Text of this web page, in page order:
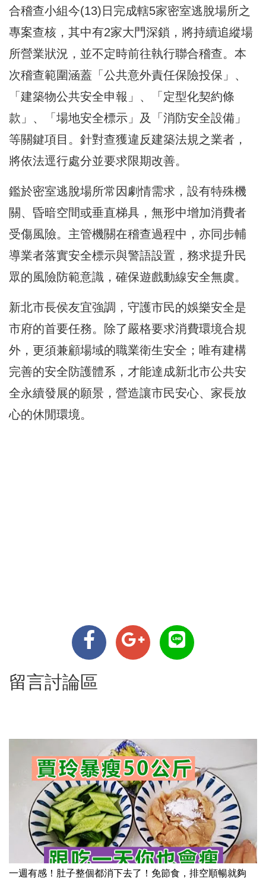
合稽查小組今(13)日完成轄5家密室逃脫場所之
專案查核，其中有2家大門深鎖，將持續追縱場
所營業狀況，並不定時前往執行聯合稽查。本
次稽查範圍涵蓋「公共意外責任保險投保」、
「建築物公共安全申報」、「定型化契約條
款」、「場地安全標示」及「消防安全設備」
等關鍵項目。針對查獲違反建築法規之業者，
將依法逕行處分並要求限期改善。
鑑於密室逃脫場所常因劇情需求，設有特殊機
關、昏暗空間或垂直梯具，無形中增加消費者
受傷風險。主管機關在稽查過程中，亦同步輔
導業者落實安全標示與警語設置，務求提升民
眾的風險防範意識，確保遊戲動線安全無虞。
新北市長侯友宜強調，守護市民的娛樂安全是
市府的首要任務。除了嚴格要求消費環境合規
外，更須兼顧場域的職業衛生安全；唯有建構
完善的安全防護體系，才能達成新北市公共安
全永續發展的願景，營造讓市民安心、家長放
心的休閒環境。
留言討論區
一週有感！肚子整個都消下去了！免節食，排空順暢就夠